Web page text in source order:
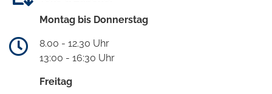
Montag bis Donnerstag
8.00 - 12.30 Uhr
13:00 - 16:30 Uhr
Freitag